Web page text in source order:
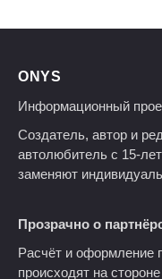
ONYS
Информационный
Создатель, автор и
автолюбитель с 15-
заменяют
Прозрачно о
Расчёт и оформление
происходят на